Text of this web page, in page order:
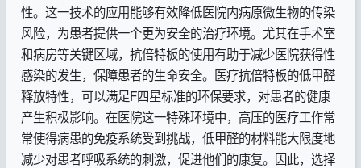
性。这一技术的应用能够有效降低医院内病原微生物的传染
风险，为患者提供一个更为安全的治疗环境。尤其在手术室
和病房等关键区域，抗倍特板的使用有助于减少医院获得性
感染的发生，保障患者的生命安全。医疗抗倍特板的低甲醛
释放特性，可以满足F四星标准的环保要求，对患者的健康
产生积极影响。在医院这一特殊环境中，高压的医疗工作常
常使得病患的免疫系统受到挑战，低甲醛的材料能大限度地
减少对患者呼吸系统的刺激，促进他们的康复。因此，选择